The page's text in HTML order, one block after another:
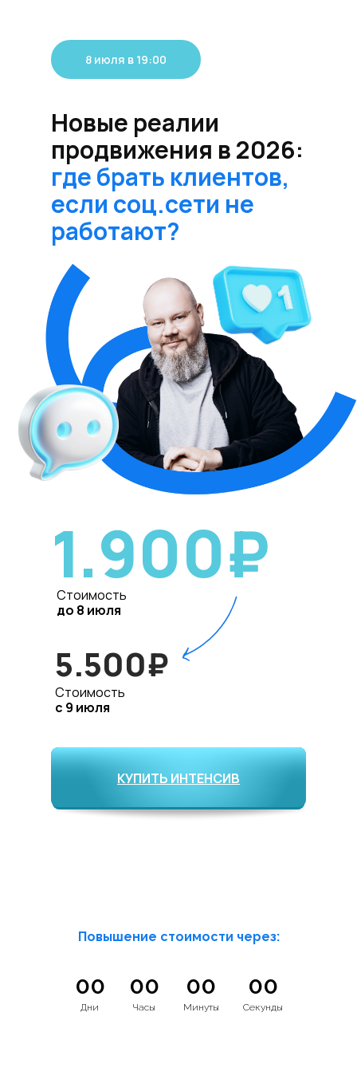
Новые реалии
продвижения в 2026:
где брать клиентов,
если соц.сети не
работают?
8 июля в 19:00
1.900₽
5.500₽
Стоимость
до 8 июля
Стоимость
с 9 июля
КУПИТЬ ИНТЕНСИВ
Повышение стоимости через:
00
Дни
00
Часы
00
Минуты
00
Секунды